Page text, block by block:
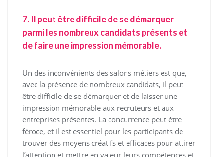
7. Il peut être difficile de se démarquer
parmi les nombreux candidats présents et
de faire une impression mémorable.
Un des inconvénients des salons métiers est que,
avec la présence de nombreux candidats, il peut
être difficile de se démarquer et de laisser une
impression mémorable aux recruteurs et aux
entreprises présentes. La concurrence peut être
féroce, et il est essentiel pour les participants de
trouver des moyens créatifs et efficaces pour attirer
l’attention et mettre en valeur leurs compétences et